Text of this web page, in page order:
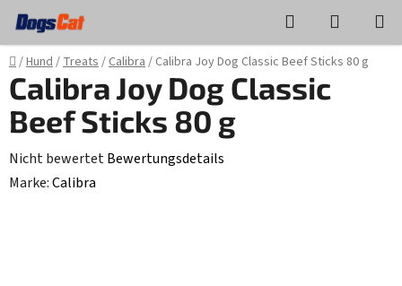
Zum
Inhalt
springen
Suchen
Startseite
/Hund/Treats/Calibra/ Calibra Joy Dog Classic Beef Sticks 80 g
Calibra Joy Dog Classic
Beef Sticks 80 g
Die
durchschnittliche
Nicht bewertetBewertungsdetails
Marke:Calibra